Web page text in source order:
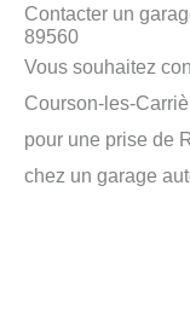
Contacter un
89560
Vous souhaitez
Courson-les-
pour une prise de
chez un garage